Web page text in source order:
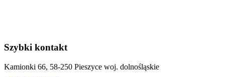
Szybki kontakt
Kamionki 66, 58-250 Pieszyce woj. dolnośląskie